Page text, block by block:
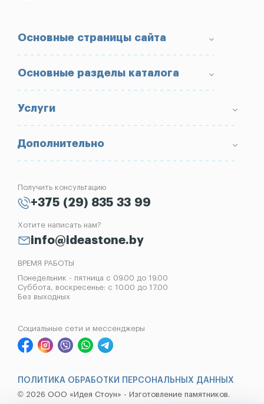
Основные страницы сайта
О компании
Доставка и оплата
Условия возврата товара
Портфолио
Вопрос-Ответ
Блог
Контакты
Основные разделы каталога
Памятники
Ограды
Надгробные плиты
Вазы
Услуги
Благоустройство могил
Изготовление памятников
Рассрочка на памятник
Реставрация памятников
Демонтаж памятников
Дополнительно
Получить консультацию
+375 (29) 835 33 99
Хотите написать нам?
info@ideastone.by
ВРЕМЯ РАБОТЫ
Понедельник - пятница с 09.00 до 19.00
Суббота, воскресенье: с 10.00 до 17.00
Без выходных
Социальные сети и мессенджеры
© 2026 ООО «Идея Стоун» - Изготовление памятников.
ПОЛИТИКА ОБРАБОТКИ ПЕРСОНАЛЬНЫХ ДАННЫХ